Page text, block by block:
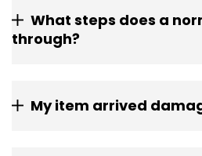
What steps does a
through?
My item arrived